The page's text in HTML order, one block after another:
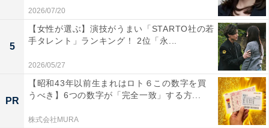
バラエティー番組『8時だョ！全員集合』（TBS系）の
放送がスタートし、得意の体操を生かしたコントで独自
の存在感を放ちました。大学は、皇族の通う学校として
も知られる学習院大学出身。コメディアンでありながら
品のある佇まいは、名門校出身というバックグラウンド
も影響しているかもしれません。
アンケートでは、「情報もイメージもなかったので」
2026/07/20
5
【女性が選ぶ】演技がうまい「STARTO社の若
手タレント」ランキング！ 2位「永...
2026/05/27
PR
【昭和43年以前生まれはロト６この数字を買
うべき】6つの数字が「完全一致」する方...
株式会社MURA